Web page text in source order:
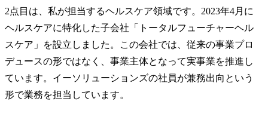
2点目は、私が担当するヘルスケア領域です。2023年4月に
ヘルスケアに特化した子会社「トータルフューチャーヘル
スケア」を設立しました。この会社では、従来の事業プロ
デュースの形ではなく、事業主体となって実事業を推進し
ています。イーソリューションズの社員が兼務出向という
形で業務を担当しています。